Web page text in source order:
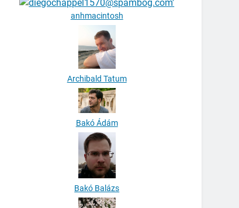
anhmacintosh
Archibald Tatum
Bakó Ádám
Bakó Balázs